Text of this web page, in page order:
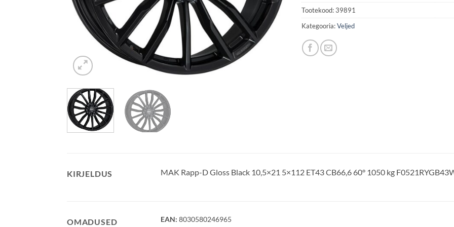
Tootekood:39891
Kategooria:Veljed
KIRJELDUS MAK Rapp-D Gloss Black 10,5×21 5×112 ET43 CB66,6 60° 1050 kg
OMADUSED EAN: 8030580246965